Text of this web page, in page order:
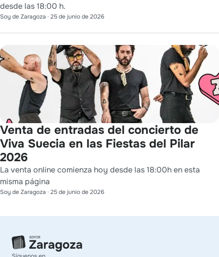
desde las 18:00 h.
Soy de Zaragoza · 25 de junio de 2026
Venta de entradas del concierto de
Viva Suecia en las Fiestas del Pilar
2026
La venta online comienza hoy desde las 18:00h en esta
misma página
Soy de Zaragoza · 25 de junio de 2026